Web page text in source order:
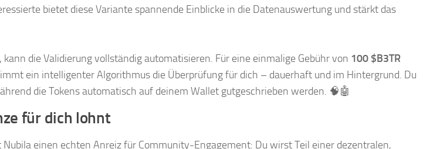
bietet diese Variante spannende Einblicke in die Datenauswertung und stärkt das
kann die Validierung vollständig automatisieren. Für eine einmalige Gebühr von 100 $B3TR
ein intelligenter Algorithmus die Überprüfung für dich – dauerhaft und im Hintergrund. Du
die Tokens automatisch auf deinem Wallet gutgeschrieben werden. 🧠🤖
für dich lohnt
einen echten Anreiz für Community-Engagement: Du wirst Teil einer dezentralen,